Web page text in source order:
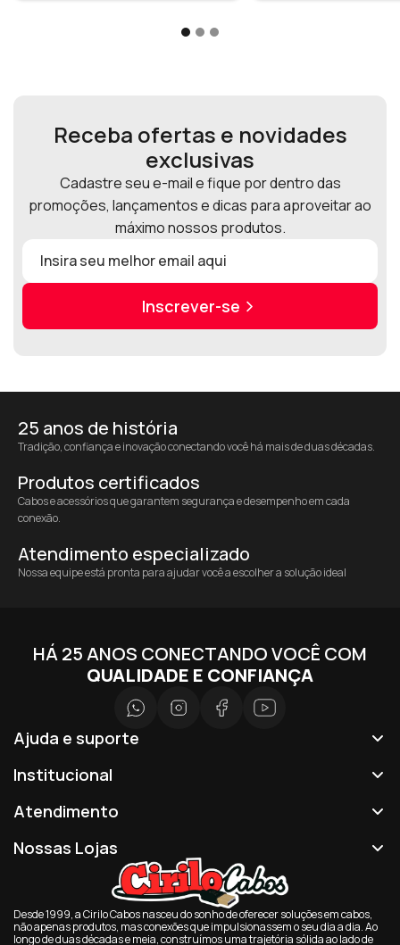
Receba ofertas e novidades
exclusivas
Cadastre seu e-mail e fique por dentro das
promoções, lançamentos e dicas para aproveitar ao
máximo nossos produtos.
Inscrever-se
25 anos de história
Tradição, confiança e inovação conectando você há mais de duas décadas.
Produtos certificados
Cabos e acessórios que garantem segurança e desempenho em cada
conexão.
Atendimento especializado
Nossa equipe está pronta para ajudar você a escolher a solução ideal
HÁ 25 ANOS CONECTANDO VOCÊ COM
QUALIDADE E CONFIANÇA
Ajuda e suporte
Institucional
Atendimento
Nossas Lojas
Desde 1999, a Cirilo Cabos nasceu do sonho de oferecer soluções em cabos,
não apenas produtos, mas conexões que impulsionassem o seu dia a dia. Ao
longo de duas décadas e meia, construímos uma trajetória sólida ao lado de